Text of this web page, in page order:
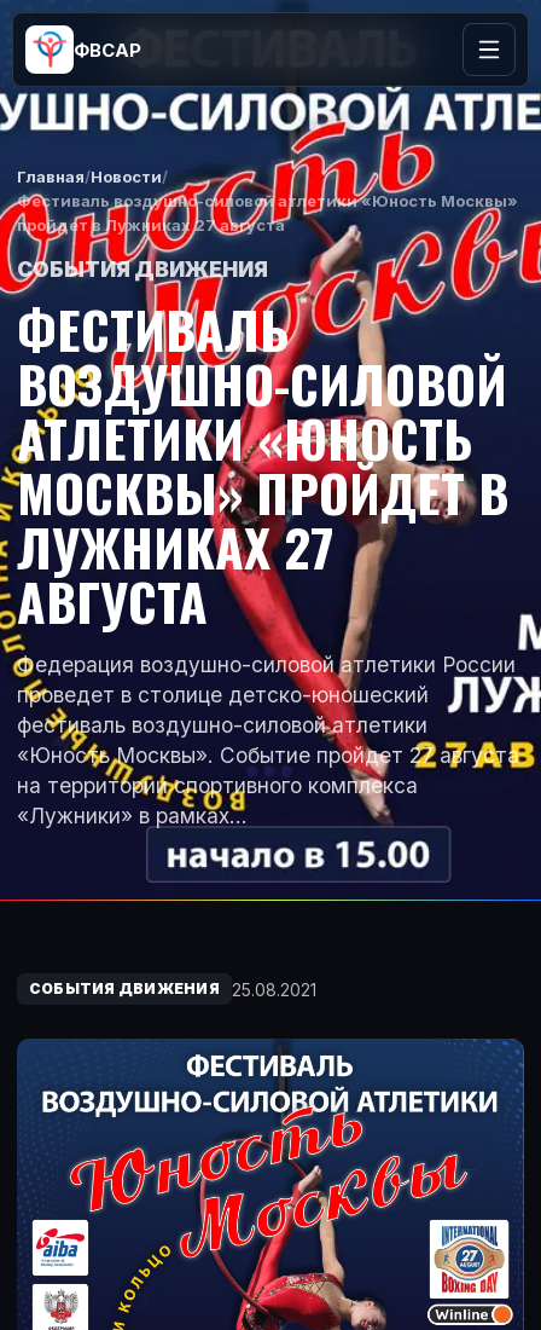
ФВСАР
Главная/Новости/
Фестиваль воздушно-силовой атлетики «Юность Москвы»
пройдет в Лужниках 27 августа
СОБЫТИЯ ДВИЖЕНИЯ
ФЕСТИВАЛЬ
ВОЗДУШНО-СИЛОВОЙ
АТЛЕТИКИ «ЮНОСТЬ
МОСКВЫ» ПРОЙДЕТ В
ЛУЖНИКАХ 27
АВГУСТА
Федерация воздушно-силовой атлетики России
проведет в столице детско-юношеский
фестиваль воздушно-силовой атлетики
«Юность Москвы». Событие пройдет 27 августа
на территории спортивного комплекса
«Лужники» в рамках…
СОБЫТИЯ ДВИЖЕНИЯ 25.08.2021